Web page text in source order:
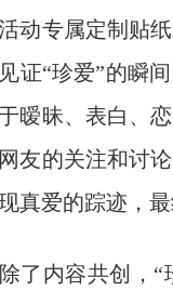
动专属定制贴
证“珍爱”的瞬
暧昧、表白、
友的关注和讨
真爱的踪迹，
内容共创，“珍